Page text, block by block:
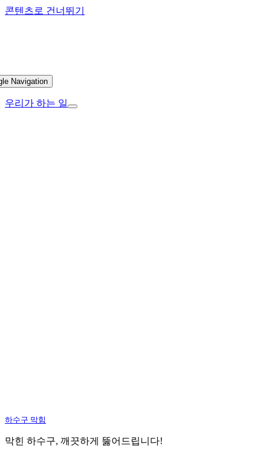
콘텐츠로 건너뛰기
Navigation
우리가 하는 일
하수구 막힘
막힌 하수구, 깨끗하게 뚫어드립니다!